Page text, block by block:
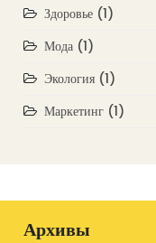
Здоровье (1)
Мода (1)
Экология (1)
Маркетинг (1)
Архивы